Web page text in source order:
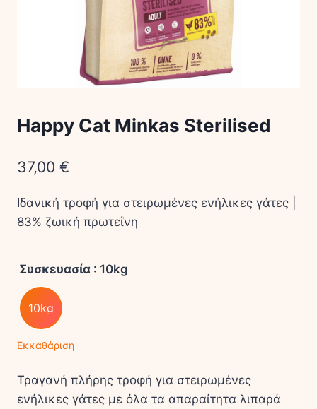
Happy Cat Minkas Sterilised
37,00 €
Ιδανική τροφή για στειρωμένες ενήλικες γάτες |
83% ζωική πρωτεΐνη
Συσκευασία : 10kg
10kg
Εκκαθάριση
Τραγανή πλήρης τροφή για στειρωμένες
ενήλικες γάτες με όλα τα απαραίτητα λιπαρά